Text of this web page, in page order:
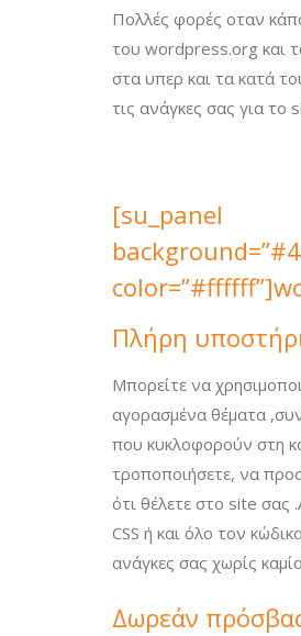
Πολλές φορές οταν
του wordpress.org και
στα υπερ και τα κατά
τις ανάγκες σας για το
[su_panel
Πλήρη
Μπορείτε να
αγορασμένα θέματα
που κυκλοφορούν στη
τροποποιήσετε, να
ότι θέλετε στο site σας
CSS ή και όλο τον
ανάγκες σας χωρίς
Δωρεάν